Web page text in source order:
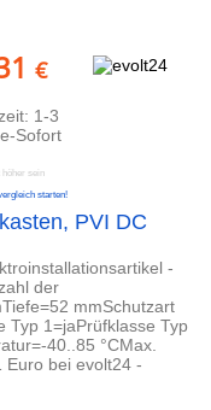
€
1-3
Sofort
höher sein
starten!
PVI DC
-
der
mmSchutzart
Typ 1=jaPrüfklasse Typ
40..85 °CMax.
Euro bei evolt24 -